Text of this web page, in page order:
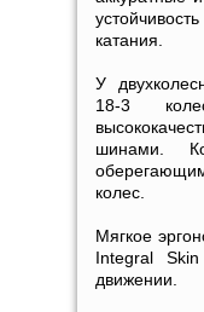
катания.
У
18-3
шинами.
колес.
Мягкое
Integral
движении.